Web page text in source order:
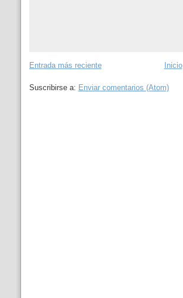
Entrada más reciente Inicio
Suscribirse a: Enviar comentarios (Atom)